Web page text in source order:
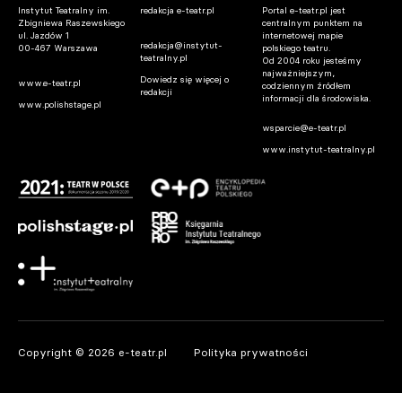
Warszawa. Premiera spektaklu „Osiecka”
w reż. Ewy Telegi w Teatrze Ateneum w
październiku
06.08.2026 12:00
Warszawa. Oświadczenie Joanny Zdrady
Instytut Teatralny im.
Zbigniewa Raszewskiego
ul. Jazdów 1
00-467 Warszawa
www.e-teatr.pl
www.polishstage.pl
redakcja e-teatr.pl
redakcja@instytut-
teatralny.pl
Dowiedz się więcej o
redakcji
Portal e-teatr.pl jest
centralnym punktem na
internetowej mapie
polskiego teatru.
Od 2004 roku jesteśmy
najważniejszym,
codziennym źródłem
informacji dla środowiska.
wsparcie@e-teatr.pl
www.instytut-teatralny.pl
Copyright © 2026 e-teatr.pl Polityka prywatności